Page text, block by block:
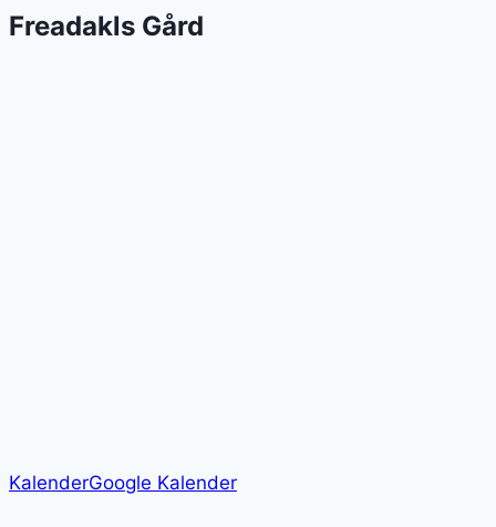
Freadakls Gård
KalenderGoogle Kalender